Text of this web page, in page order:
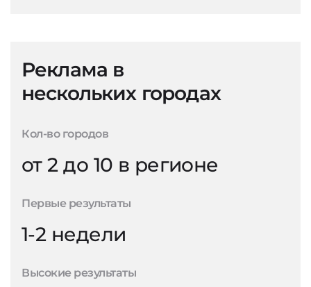
Реклама в
нескольких городах
Кол-во городов
от 2 до 10 в регионе
Первые результаты
1-2 недели
Высокие результаты